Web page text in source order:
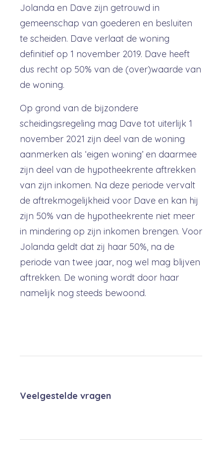
Jolanda en Dave zijn getrouwd in
gemeenschap van goederen en besluiten
te scheiden. Dave verlaat de woning
definitief op 1 november 2019. Dave heeft
dus recht op 50% van de (over)waarde van
de woning.
Op grond van de bijzondere
scheidingsregeling mag Dave tot uiterlijk 1
november 2021 zijn deel van de woning
aanmerken als ‘eigen woning’ en daarmee
zijn deel van de hypotheekrente aftrekken
van zijn inkomen. Na deze periode vervalt
de aftrekmogelijkheid voor Dave en kan hij
zijn 50% van de hypotheekrente niet meer
in mindering op zijn inkomen brengen. Voor
Jolanda geldt dat zij haar 50%, na de
periode van twee jaar, nog wel mag blijven
aftrekken. De woning wordt door haar
namelijk nog steeds bewoond.
Veelgestelde vragen